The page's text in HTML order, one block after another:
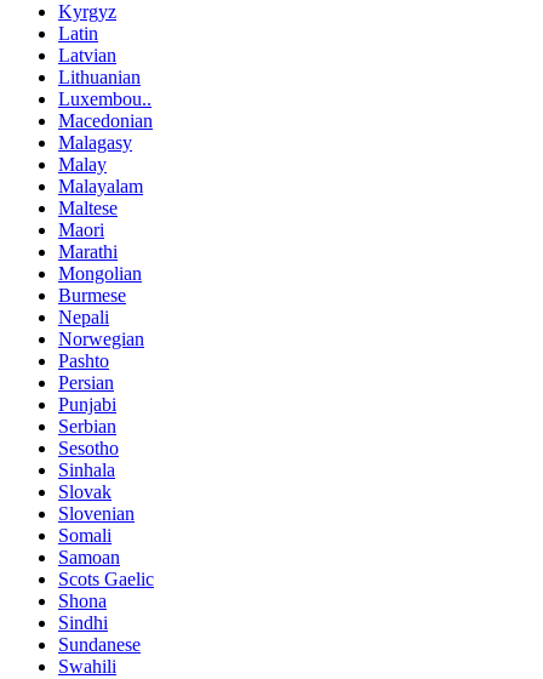
Kyrgyz
Latin
Latvian
Lithuanian
Luxembou..
Macedonian
Malagasy
Malay
Malayalam
Maltese
Maori
Marathi
Mongolian
Burmese
Nepali
Norwegian
Pashto
Persian
Punjabi
Serbian
Sesotho
Sinhala
Slovak
Slovenian
Somali
Samoan
Scots Gaelic
Shona
Sindhi
Sundanese
Swahili